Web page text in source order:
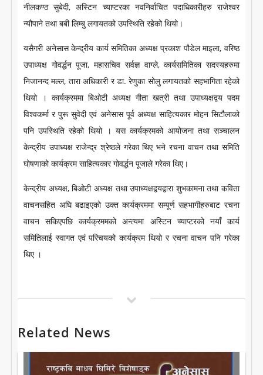
नीलकण्ठ सुबेदी, अस्टिन च्याप्टरका नवनिर्वाचित पदाधिकारीहरु राजेश्वर
न्यौपाने तथा बबी लिम्बु लगायतको उपस्थिति रहेको थियो।
यसैगरी अनेसास केन्द्रीय कार्य समितिका अध्यक्ष प्रकाश पौडेल माइला, वरिष्ठ
उपाध्यक्ष गोवर्द्धन पूजा, महासचिव सर्वज्ञ वाग्ले, कार्यसमितिका सदस्यहरुमा
निजानन्द मल्ल, तारा अधिकारी र डा. रेणुका सोलु लगायतको सहभागिता रहेको
थियो । कार्यक्रममा बिओटी अध्यक्ष गीता खत्री तथा उपाध्यक्षद्वय पदम
विश्वकर्मा र पुरू सुवेदी एवं अनेसास पूर्व अध्यक्ष साहित्यकार मोहन सिटौलाको
पनि उपस्थिति रहेको थियो । यस कार्यक्रमको आयोजना तथा सञ्चालन
केन्द्रीय उपाध्यक्ष राजेन्द्र श्रेष्ठले गरेका थिए भने रचना वाचन तथा समिति
घोषणाको कार्यक्रम साहित्यकार गोवर्द्धन पूजाले गरेका थिए।
केन्द्रीय अध्यक्ष, बिओटी अध्यक्ष तथा उपाध्यक्षद्वयद्वारा शुभकामना तथा कविता
वाचनसहित अघि बढाइएको उक्त कार्यक्रममा सम्पूर्ण सहभागीहरुबाट रचना
वाचन सकिएपछि कार्यक्रममको अन्त्यमा अस्टिन च्याप्टरको नयाँ कार्य
समितिलाई स्वागत एवं परिचयको कार्यक्रम थियो र रचना वाचन पनि गरेका
थिए ।
Related News